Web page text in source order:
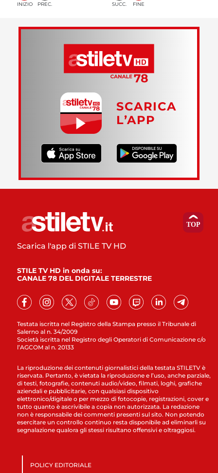
INIZIO PREC. SUCC. FINE
SCARICA
L’APP
Testata iscritta nel Registro della Stampa presso il Tribunale di
Salerno al n. 34/2009
Società iscritta nel Registro degli Operatori di Comunicazione c/o
l’AGCOM al n. 20133
Scarica l'app di STILE TV HD
STILE TV HD in onda su:
CANALE 78 DEL DIGITALE TERRESTRE
La riproduzione dei contenuti giornalistici della testata STILETV è
riservata. Pertanto, è vietata la riproduzione e l’uso, anche parziale,
di testi, fotografie, contenuti audio/video, filmati, loghi, grafiche
aziendali e pubblicitarie, con qualsiasi dispositivo
elettronico/digitale o per mezzo di fotocopie, registrazioni, cover e
tutto quanto è ascrivibile a copia non autorizzata. La redazione
non è responsabile dei commenti presenti sul sito. Non potendo
esercitare un controllo continuo resta disponibile ad eliminarli su
segnalazione qualora gli stessi risultano offensivi e oltraggiosi.
POLICY EDITORIALE